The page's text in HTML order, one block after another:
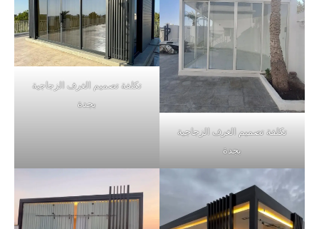
تكلفة تصميم الغرف الزجاجية
بجدة
تكلفة تصميم الغرف الزجاجية
بجدة